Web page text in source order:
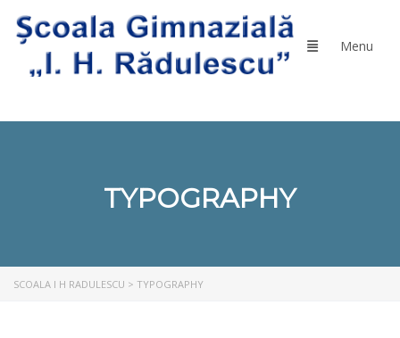
TYPOGRAPHY
SCOALA I H RADULESCU > TYPOGRAPHY